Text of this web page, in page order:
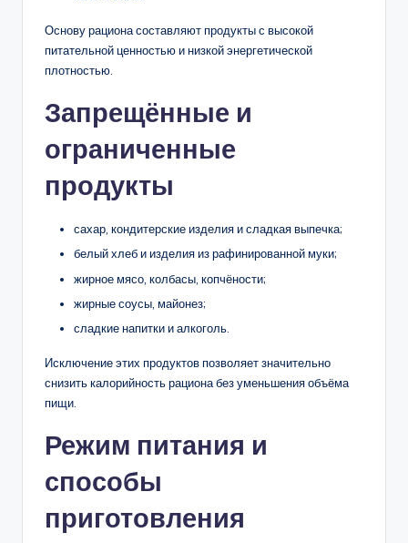
Основу рациона составляют продукты с высокой
питательной ценностью и низкой энергетической
плотностью.
Запрещённые и
ограниченные
продукты
сахар, кондитерские изделия и сладкая выпечка;
белый хлеб и изделия из рафинированной муки;
жирное мясо, колбасы, копчёности;
жирные соусы, майонез;
сладкие напитки и алкоголь.
Исключение этих продуктов позволяет значительно
снизить калорийность рациона без уменьшения объёма
пищи.
Режим питания и
способы
приготовления